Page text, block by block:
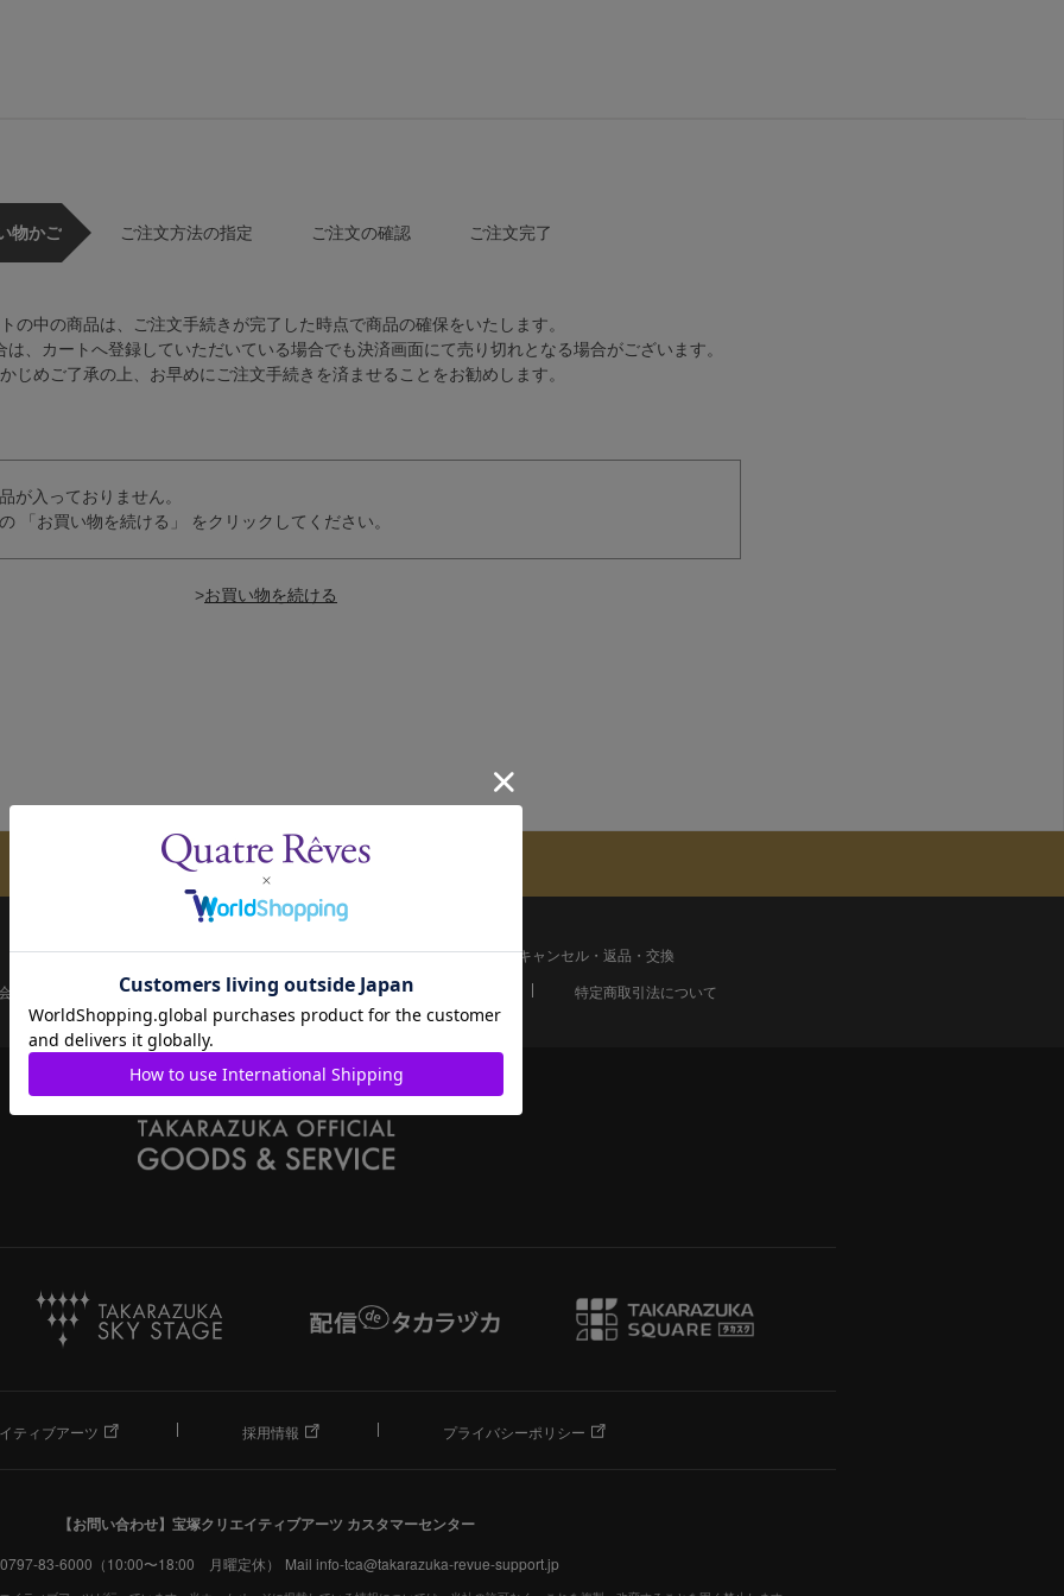
物かご ご注文方法の指定 ご注文の確認 ご注文完了
の中の商品は、ご注文手続きが完了した時点で商品の確保をいたします。
、カートへ登録していただいている場合でも決済画面にて売り切れとなる場合がございます。
じめご了承の上、お早めにご注文手続きを済ませることをお勧めします。
が入っておりません。
「お買い物を続ける」 をクリックしてください。
>
メールマガジンのご案内
配送について お支払い方法 決済について
キャンセル・返品・交換
員ページ 宝塚歌劇共通ID新規会員登録 特定商取引法について
ティブアーツ 採用情報 プライバシーポリシー
【お問い合わせ】 宝塚クリエイティブアーツ カスタマーセンター
83-6000（10:00〜18:00 月曜定休） Mail info-tca@takarazuka-revue-support.jp